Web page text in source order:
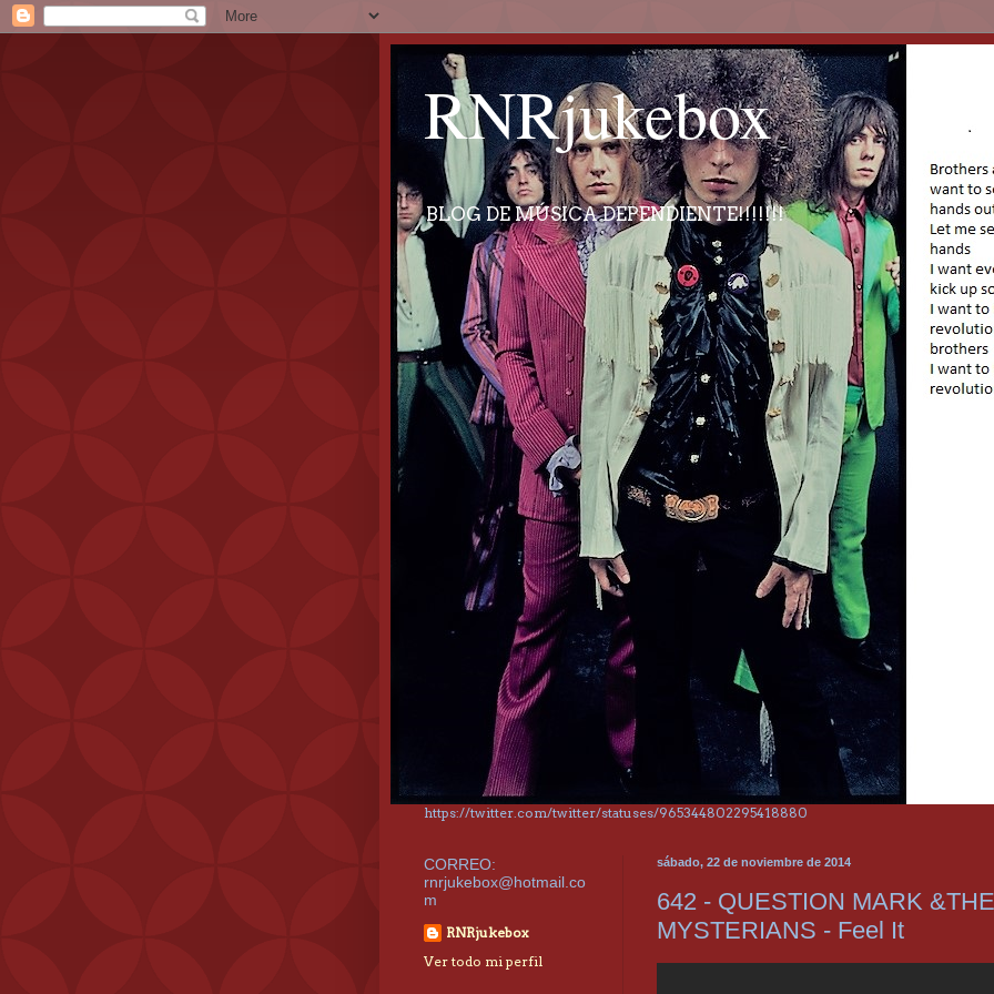
RNRjukebox
BLOG DE MÚSICA DEPENDIENTE!!!!!!!
https://twitter.com/twitter/statuses/965344802295418880
sábado, 22 de noviembre de 2014
642 - QUESTION MARK &THE
MYSTERIANS - Feel It
CORREO:
rnrjukebox@hotmail.co
m
RNRjukebox
Ver todo mi perfil